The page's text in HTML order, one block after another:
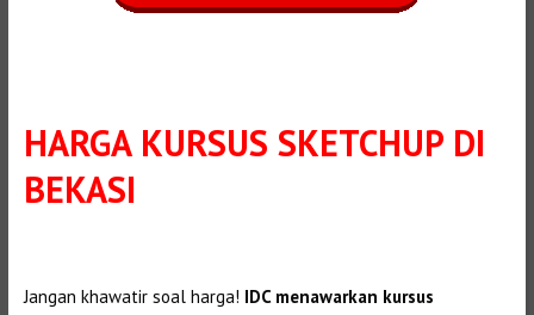
HARGA KURSUS SKETCHUP DI
BEKASI
Jangan khawatir soal harga! IDC menawarkan kursus